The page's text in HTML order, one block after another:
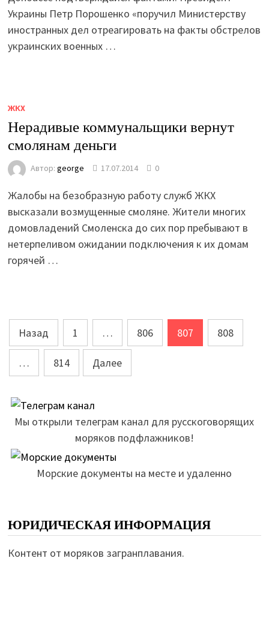
Украины Петр Порошенко «поручил Министерству
иностранных дел отреагировать на факты обстрелов
украинских военных …
ЖКХ
Нерадивые коммунальщики вернут
смолянам деньги
Автор: george 17.07.2014 0
Жалобы на безобразную работу служб ЖКХ
высказали возмущенные смоляне. Жители многих
домовладений Смоленска до сих пор пребывают в
нетерпеливом ожидании подключения к их домам
горячей …
Пагинация
записей
Назад 1 … 806 807 808
… 814 Далее
Мы открыли телеграм канал для русскоговорящих
моряков подфлажников!
Морские документы на месте и удаленно
ЮРИДИЧЕСКАЯ ИНФОРМАЦИЯ
Контент от моряков загранплавания.